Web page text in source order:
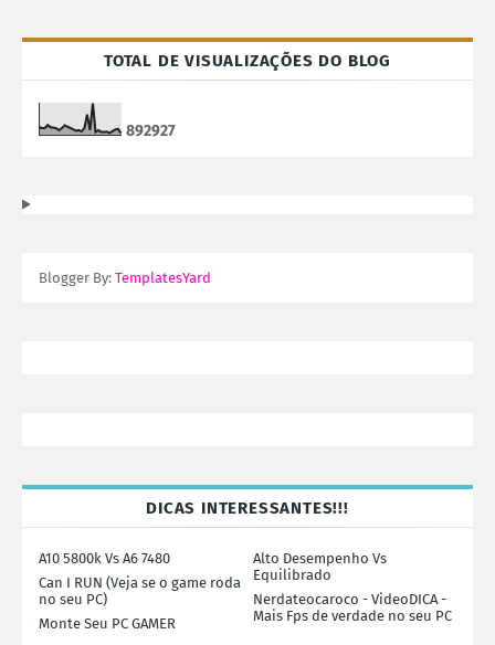
TOTAL DE VISUALIZAÇÕES DO BLOG
892927
Blogger By: TemplatesYard
DICAS INTERESSANTES!!!
A10 5800k Vs A6 7480
Alto Desempenho Vs
Equilibrado
Can I RUN (Veja se o game roda
no seu PC)
Nerdateocaroco - VideoDICA -
Mais Fps de verdade no seu PC
Monte Seu PC GAMER